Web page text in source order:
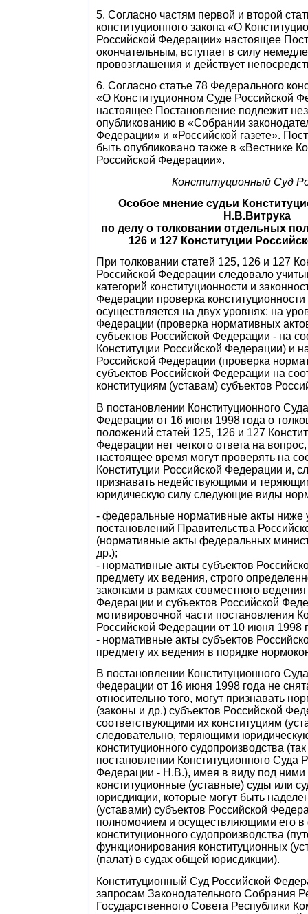
5. Согласно частям первой и второй
конституционного закона «О
Российской Федерации» настоящее
окончательным, вступает в силу
провозглашения и действует
6. Согласно статье 78 Федерального
«О Конституционном Суде Российской
настоящее Постановление подлежит
опубликованию в «Собрании
Федерации» и «Российской газете».
быть опубликовано также в «Вестнике
Российской Федерации».
Конституционный Суд
Особое мнение судьи
Н.В.Витрука
по делу о толковании отдельных
126 и 127 Конституции
При толковании статей 125, 126 и 127
Российской Федерации следовало
категорий конституционности и
Федерации проверка
осуществляется на двух уровнях: на
Федерации (проверка нормативных
субъектов Российской Федерации - на
Конституции Российской Федерации) и
Российской Федерации (проверка
субъектов Российской Федерации на
конституциям (уставам) субъектов
В постановлении Конституционного
Федерации от 16 июня 1998 года о
положений статей 125, 126 и 127
Федерации нет четкого ответа на
настоящее время могут проверять на
Конституции Российской Федерации и,
признавать недействующими и
юридическую силу следующие виды
- федеральные нормативные акты ниже
постановлений Правительства
(нормативные акты федеральных
др.);
- нормативные акты субъектов
предмету их ведения, строго
законами в рамках совместного
Федерации и субъектов Российской
мотивировочной части постановления
Российской Федерации от 10 июня 1998
- нормативные акты субъектов
предмету их ведения в порядке
В постановлении Конституционного
Федерации от 16 июня 1998 года не
относительно того, могут признавать
(законы и др.) субъектов Российской
соответствующими их конституциям
следовательно, теряющими
конституционного судопроизводства
постановлении Конституционного Суда
Федерации - Н.В.), имея в виду под ними
конституционные (уставные) суды или
юрисдикции, которые могут быть
(уставами) субъектов Российской
полномочием и осуществляющими его в
конституционного судопроизводства
функционирования конституционных
(палат) в судах общей юрисдикции).
Конституционный Суд Российской
запросам Законодательного Собрания
Государственного Совета Республики